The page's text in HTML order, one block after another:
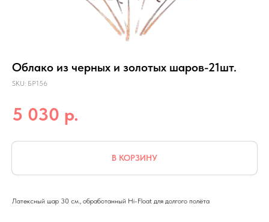
Облако из черных и золотых шаров-21шт.
SKU: БР156
5 030 р.
В КОРЗИНУ
Латексный шар 30 см., обработанный Hi-Float для долгого полёта